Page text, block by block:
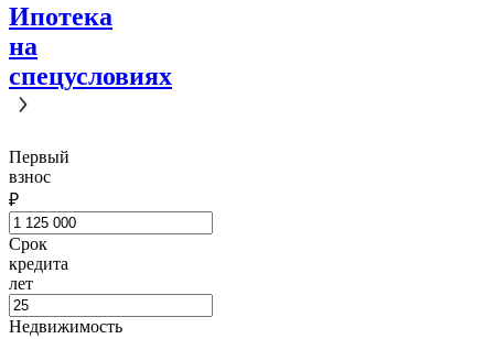
Ипотека
на
спецусловиях
Первый
взнос
₽
Срок
кредита
лет
Недвижимость